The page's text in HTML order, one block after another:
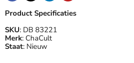
Product Specificaties
SKU: DB 83221
Merk: ChaCult
Staat: Nieuw